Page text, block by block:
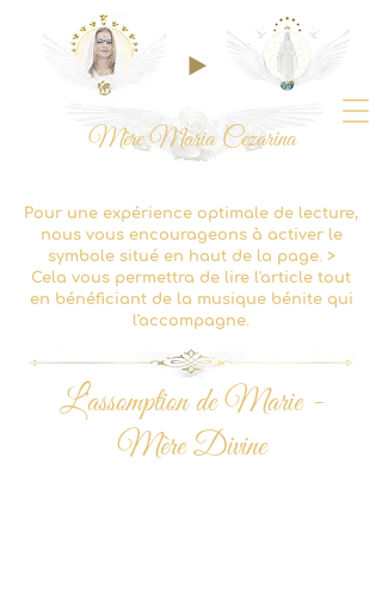
Mère Maria Cezarina
Pour une expérience optimale de lecture,
nous vous encourageons à activer le
symbole situé en haut de la page. >
Cela vous permettra de lire l'article tout
en bénéficiant de la musique bénite qui
l'accompagne.
L'assomption de Marie -
Mère Divine